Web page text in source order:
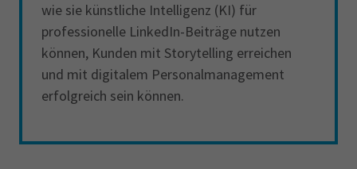
wie sie künstliche Intelligenz (KI) für
professionelle LinkedIn-Beiträge nutzen
können, Kunden mit Storytelling erreichen
und mit digitalem Personalmanagement
erfolgreich sein können.